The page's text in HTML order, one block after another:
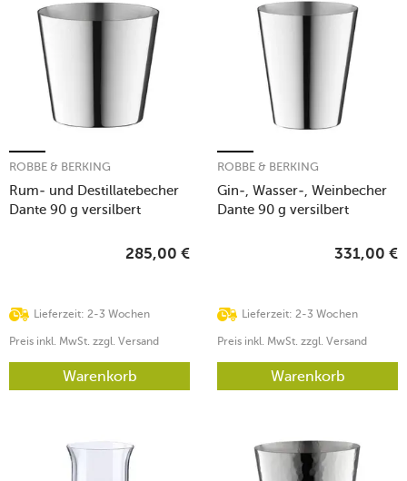
Rum- und Destillatebecher
Dante 90 g versilbert
ROBBE & BERKING
Lieferzeit: 2-3 Wochen
285,00 €
Preis inkl. MwSt. zzgl. Versand
Warenkorb
Gin-, Wasser-, Weinbecher
Dante 90 g versilbert
ROBBE & BERKING
Lieferzeit: 2-3 Wochen
331,00 €
Preis inkl. MwSt. zzgl. Versand
Warenkorb